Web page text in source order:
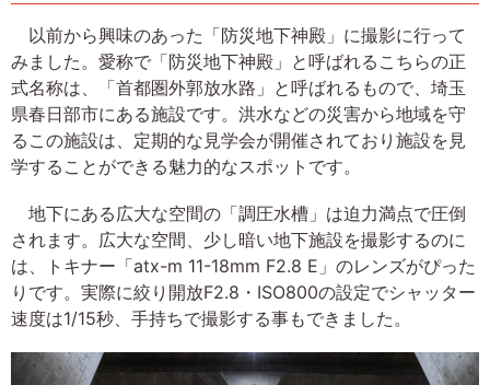
以前から興味のあった「防災地下神殿」に撮影に行って
みました。愛称で「防災地下神殿」と呼ばれるこちらの正
式名称は、「首都圏外郭放水路」と呼ばれるもので、埼玉
県春日部市にある施設です。洪水などの災害から地域を守
るこの施設は、定期的な見学会が開催されており施設を見
学することができる魅力的なスポットです。
地下にある広大な空間の「調圧水槽」は迫力満点で圧倒
されます。広大な空間、少し暗い地下施設を撮影するのに
は、トキナー「atx-m 11-18mm F2.8 E」のレンズがぴった
りです。実際に絞り開放F2.8・ISO800の設定でシャッター
速度は1/15秒、手持ちで撮影する事もできました。